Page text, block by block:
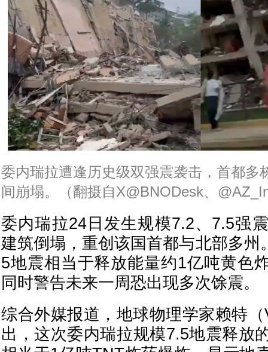
委内瑞拉遭逢历史级双强震袭击，首都多
间崩塌。（翻摄自X@BNODesk、
委内瑞拉24日发生规模7.2、7.5强
建筑倒塌，重创该国首都与北部多州
5地震相当于释放能量约1亿吨黄色
同时警告未来一周恐出现多次馀震。
综合外媒报道，地球物理学家赖特
出，这次委内瑞拉规模7.5地震释放